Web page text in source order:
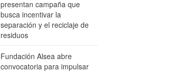
presentan campaña que
busca incentivar la
separación y el reciclaje de
residuos
Fundación Alsea abre
convocatoria para impulsar